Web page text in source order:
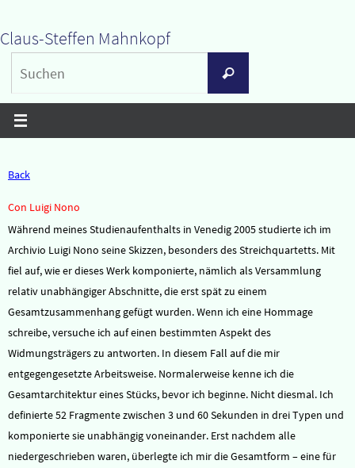
Inhalt
springen
Claus-Steffen Mahnkopf
Suchen
Back
Con Luigi Nono
Während meines Studienaufenthalts in Venedig 2005 studierte ich im
Archivio Luigi Nono seine Skizzen, besonders des Streichquartetts. Mit
fiel auf, wie er dieses Werk komponierte, nämlich als Versammlung
relativ unabhängiger Abschnitte, die erst spät zu einem
Gesamtzusammenhang gefügt wurden. Wenn ich eine Hommage
schreibe, versuche ich auf einen bestimmten Aspekt des
Widmungsträgers zu antworten. In diesem Fall auf die mir
entgegengesetzte Arbeitsweise. Normalerweise kenne ich die
Gesamtarchitektur eines Stücks, bevor ich beginne. Nicht diesmal. Ich
definierte 52 Fragmente zwischen 3 und 60 Sekunden in drei Typen und
komponierte sie unabhängig voneinander. Erst nachdem alle
niedergeschrieben waren, überlegte ich mir die Gesamtform – eine für